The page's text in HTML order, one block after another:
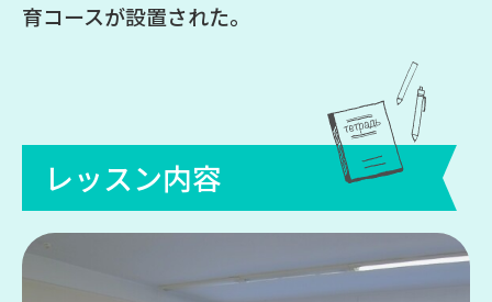
育コースが設置された。
レッスン内容